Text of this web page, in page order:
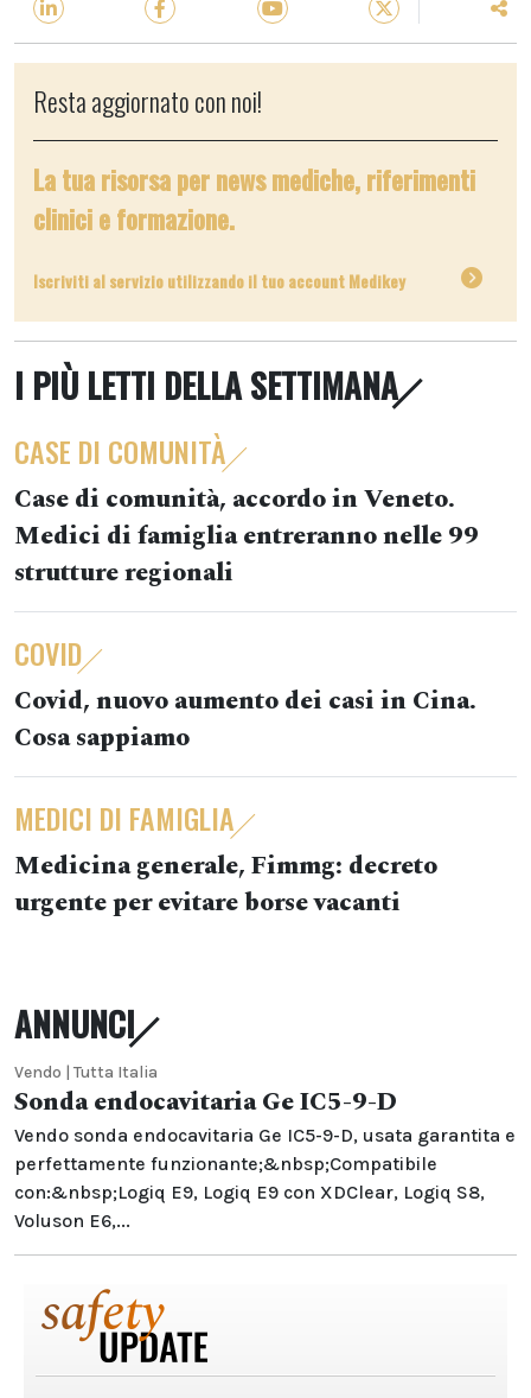
Resta aggiornato con noi!
La tua risorsa per news mediche, riferimenti
clinici e formazione.
Iscriviti al servizio utilizzando il tuo account Medikey
I PIÙ LETTI DELLA SETTIMANA
CASE DI COMUNITÀ
Case di comunità, accordo in Veneto.
Medici di famiglia entreranno nelle 99
strutture regionali
COVID
Covid, nuovo aumento dei casi in Cina.
Cosa sappiamo
MEDICI DI FAMIGLIA
Medicina generale, Fimmg: decreto
urgente per evitare borse vacanti
ANNUNCI
Vendo | Tutta Italia
Sonda endocavitaria Ge IC5-9-D
Vendo sonda endocavitaria Ge IC5-9-D, usata garantita e
perfettamente funzionante;&nbsp;Compatibile
con:&nbsp;Logiq E9, Logiq E9 con XDClear, Logiq S8,
Voluson E6,...